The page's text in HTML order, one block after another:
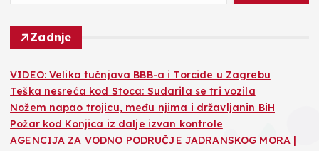
Zadnje
VIDEO: Velika tučnjava BBB-a i Torcide u Zagrebu
Teška nesreća kod Stoca: Sudarila se tri vozila
Nožem napao trojicu, među njima i državljanin BiH
Požar kod Konjica iz dalje izvan kontrole
AGENCIJA ZA VODNO PODRUČJE JADRANSKOG MORA |